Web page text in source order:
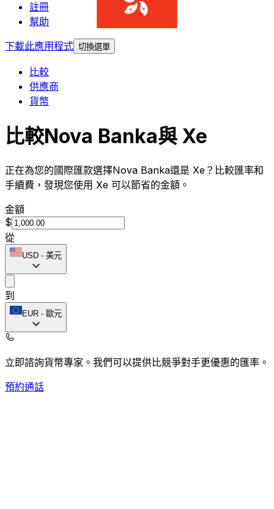
註冊
幫助
下載此應用程式 切換選單
比較
供應商
貨幣
比較Nova Banka與 Xe
正在為您的國際匯款選擇Nova Banka還是 Xe？比較匯率和
手續費，發現您使用 Xe 可以節省的金額。
金額
$
從
USD - 美元
到
EUR - 歐元
立即諮詢貨幣專家。 我們可以提供比競爭對手更優惠的匯率。
預約通話